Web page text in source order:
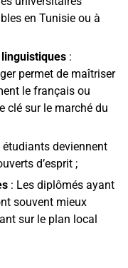
en Tunisie ou à
:
permet de maîtriser
le français ou
clé sur le marché du
étudiants deviennent
d’esprit ;
: Les diplômés ayant
souvent mieux
sur le plan local